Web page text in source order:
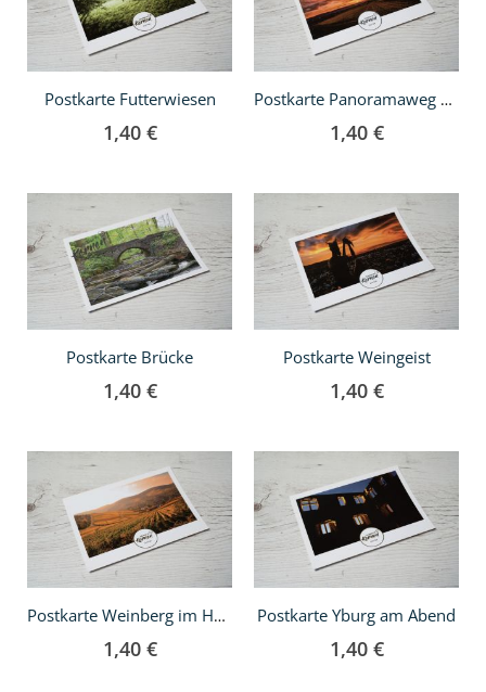
Postkarte Futterwiesen
1,40 €
Postkarte Panoramaweg Weingut Konzmann
1,40 €
Postkarte Brücke
1,40 €
Warenkorb
Postkarte Weingeist
1,40 €
Warenkorb
Postkarte Weinberg im Herbst
1,40 €
Warenkorb
Postkarte Yburg am Abend
1,40 €
Warenkorb